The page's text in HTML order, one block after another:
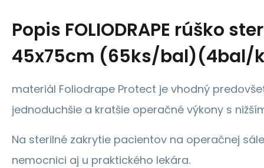
Popis FOLIODRAPE rúško
45x75cm (65ks/bal)(4bal/
materiál Foliodrape Protect je vhodný
jednoduchšie a kratšie operačné výkony s
Na sterilné zakrytie pacientov na operačnej
nemocnici aj u praktického lekára.